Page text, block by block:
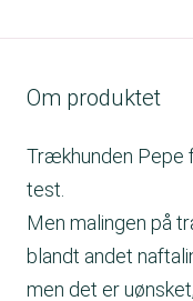
Om produktet
Trækhunden Pepe
test.
Men malingen på
blandt andet
men det er